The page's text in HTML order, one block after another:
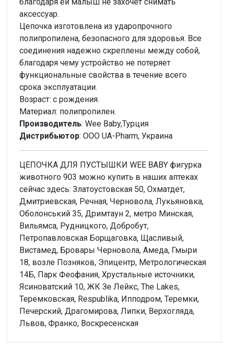
аксессуар.
Цепочка изготовлена из ударопрочного
полипропилена, безопасного для здоровья. Все
соединения надежно скреплены между собой,
благодаря чему устройство не потеряет
функциональные свойства в течение всего
срока эксплуатации.
Возраст: с рождения.
Материал: полипропилен.
Производитель: Wee Baby,Турция
Дистрибьютор: ООО UA-Pharm, Украина
ЦЕПОЧКА ДЛЯ ПУСТЫШКИ WEE BABY фигурка
животного 903 можно купить в наших аптеках
сейчас здесь: Златоустовская 50, Охматдет,
Дмитриевская, Речная, Черновола, Лукьяновка,
Оболонський 35, Дримтаун 2, метро Минская,
Вильямса, Рудницкого, Добробут,
Петропавловская Борщаговка, Щасливый,
Вистамед, Бровары Черновола, Амеда, Гмыри
18, возле Позняков, Эпицентр, Метрологическая
14Б, Парк Феофания, Хрустальные источники,
Ясиноватский 10, ЖК Зе Лейкс, The Lakes,
Теремковская, Respublika, Ипподром, Теремки,
Печерский, Драгомирова, Липки, Верхогляда,
Львов, Франко, Воскресенская